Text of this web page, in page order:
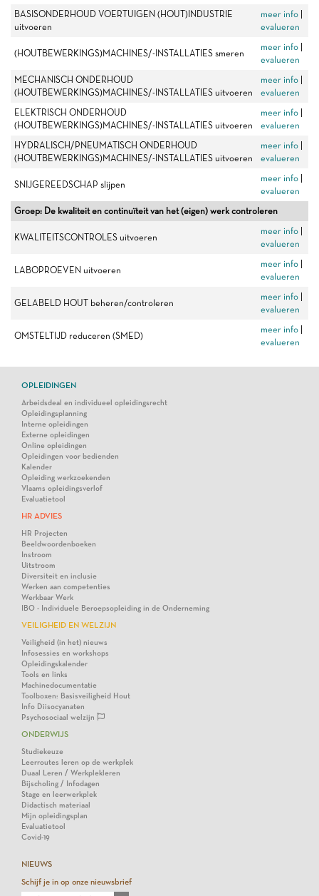
BASISONDERHOUD VOERTUIGEN (HOUT)INDUSTRIE
uitvoeren
meer info
evalueren
(HOUTBEWERKINGS)MACHINES/-INSTALLATIES smeren
meer info
evalueren
MECHANISCH ONDERHOUD
(HOUTBEWERKINGS)MACHINES/-INSTALLATIES uitvoeren
meer info
evalueren
ELEKTRISCH ONDERHOUD
(HOUTBEWERKINGS)MACHINES/-INSTALLATIES uitvoeren
meer info
evalueren
HYDRALISCH/PNEUMATISCH ONDERHOUD
(HOUTBEWERKINGS)MACHINES/-INSTALLATIES uitvoeren
meer info
evalueren
SNIJGEREEDSCHAP slijpen
meer info
evalueren
Groep: De kwaliteit en continuïteit van het (eigen) werk controleren
KWALITEITSCONTROLES uitvoeren
meer info
evalueren
LABOPROEVEN uitvoeren
meer info
evalueren
GELABELD HOUT beheren/controleren
meer info
evalueren
OMSTELTIJD reduceren (SMED)
meer info
evalueren
OPLEIDINGEN
Arbeidsdeal en individueel opleidingsrecht
Opleidingsplanning
Interne opleidingen
Externe opleidingen
Online opleidingen
Opleidingen voor bedienden
Kalender
Opleiding werkzoekenden
Vlaams opleidingsverlof
Evaluatietool
HR ADVIES
HR Projecten
Beeldwoordenboeken
Instroom
Uitstroom
Diversiteit en inclusie
Werken aan competenties
Werkbaar Werk
IBO - Individuele Beroepsopleiding in de Onderneming
VEILIGHEID EN WELZIJN
Veiligheid (in het) nieuws
Infosessies en workshops
Opleidingskalender
Tools en links
Machinedocumentatie
Toolboxen: Basisveiligheid Hout
Info Diisocyanaten
Psychosociaal welzijn
ONDERWIJS
Studiekeuze
Leerroutes leren op de werkplek
Duaal Leren / Werkplekleren
Bijscholing / Infodagen
Stage en leerwerkplek
Didactisch materiaal
Mijn opleidingsplan
Evaluatietool
Covid-19
NIEUWS
Schijf je in op onze nieuwsbrief